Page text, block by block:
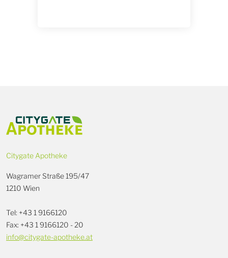
Citygate Apotheke
Wagramer Straße 195/47
1210 Wien
Tel: +43 1 9166120
Fax: +43 1 9166120 - 20
info@citygate-apotheke.at